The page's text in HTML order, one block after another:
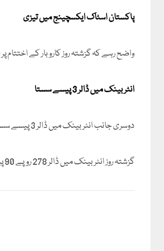
پاکستان اسٹاک ایکسچینج میں تیزی
واضح رہے کہ گزشتہ روز کاروبار کے اختتام پر 100 انڈیکس 1 لاکھ 73 ہزار 155 پوائنٹس پر بند ہوا تھا۔
انٹر بینک میں ڈالر 3 پیسے سستا
دوسری جانب انٹر بینک میں ڈالر 3 پیسے سستا ہو کر 278 روپے 87 پیسے کا ہو گیا۔
گزشتہ روز انٹر بینک میں ڈالر 278 روپے 90 پیسے پر بند ہوا تھا۔